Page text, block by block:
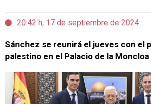
20:42 h, 17 de septiembre de 2024
Sánchez se reunirá el jueves con el
palestino en el Palacio de la Moncloa